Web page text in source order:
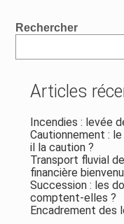
Blog
Rechercher
Articles
Incendies : levée
Cautionnement :
il la caution ?
Transport fluvial
financière
Succession : les
comptent-elles ?
Encadrement des